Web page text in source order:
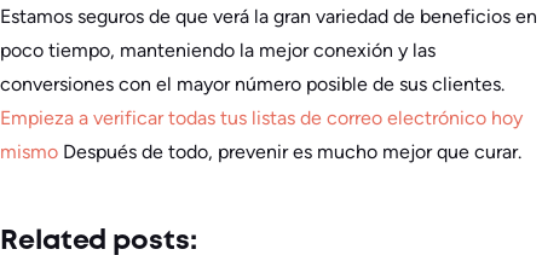
Estamos seguros de que verá la gran variedad de beneficios en
poco tiempo, manteniendo la mejor conexión y las
conversiones con el mayor número posible de sus clientes.
Empieza a verificar todas tus listas de correo electrónico hoy
mismo Después de todo, prevenir es mucho mejor que curar.
Related posts: